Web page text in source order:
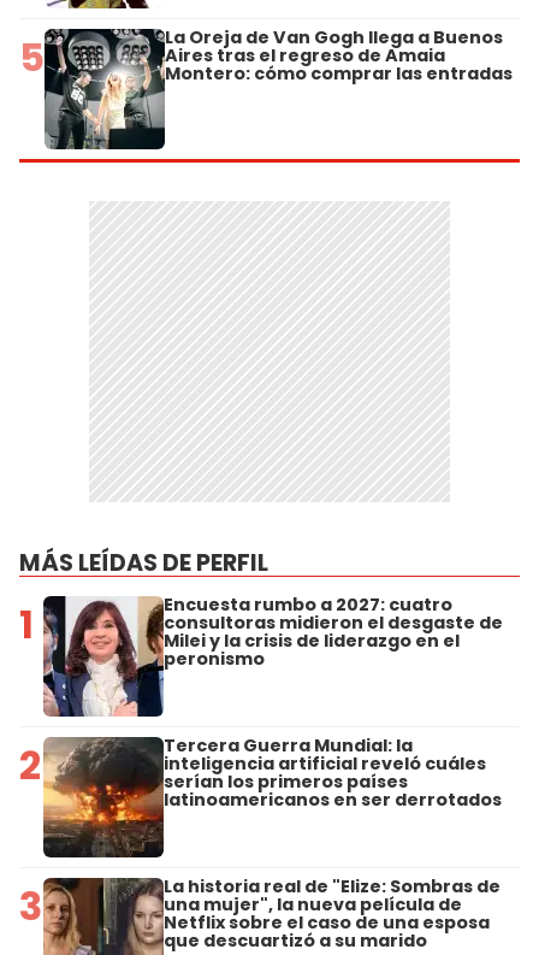
5 La Oreja de Van Gogh llega a Buenos
Aires tras el regreso de Amaia
Montero: cómo comprar las entradas
MÁS LEÍDAS DE PERFIL
1 Encuesta rumbo a 2027: cuatro
consultoras midieron el desgaste de
Milei y la crisis de liderazgo en el
peronismo
2 Tercera Guerra Mundial: la
inteligencia artificial reveló cuáles
serían los primeros países
latinoamericanos en ser derrotados
3 La historia real de "Elize: Sombras de
una mujer", la nueva película de
Netflix sobre el caso de una esposa
que descuartizó a su marido